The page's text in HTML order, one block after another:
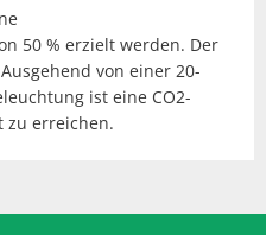
50 % erzielt werden. Der
von einer 20-
ist eine CO2-
zu erreichen.